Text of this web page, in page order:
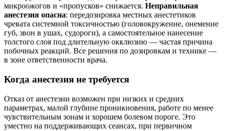
микроожогов и «пропусков» снижается. Неправильная
анестезия опасна: передозировка местных анестетиков
чревата системной токсичностью (головокружение, онемение
губ, звон в ушах, судороги), а самостоятельное нанесение
толстого слоя под длительную окклюзию — частая причина
побочных реакций. Все решения по дозировкам и технике —
в зоне ответственности врача.
Когда анестезия не требуется
Отказ от анестезии возможен при низких и средних
параметрах, малой глубине проникновения, работе по менее
чувствительным зонам и хорошем болевом пороге. Это
уместно на поддерживающих сеансах, при первичном